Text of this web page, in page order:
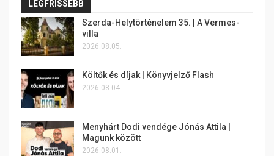
LEGFRISSEBB
Szerda-Helytörténelem 35. | A Vermes-
villa
2026.08.05.
Költők és díjak | Könyvjelző Flash
2026.08.04.
Menyhárt Dodi vendége Jónás Attila |
Magunk között
2026.08.01.